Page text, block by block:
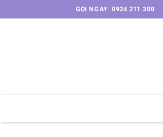
to
GỌI NGAY: 0934 211 300